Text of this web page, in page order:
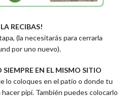
RECIBAS!
(la necesitarás para cerrarla
por uno nuevo).
EN EL MISMO SITIO
lo coloques en el patio o donde tu
pipí. También puedes colocarlo